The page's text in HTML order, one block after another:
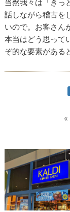
当然我々は「きっ
話しながら稽古を
いので。お客さん
本当はどう思って
ぞ的な要素がある
«